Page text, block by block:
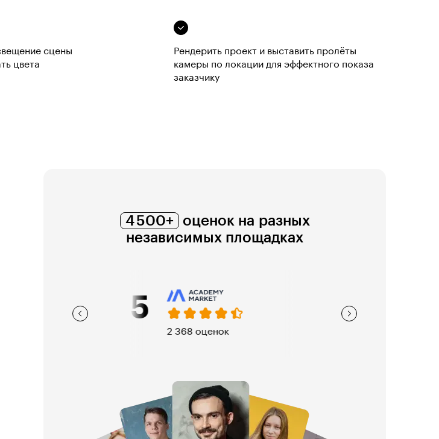
сцены
цвета
Рендерить проект и выставить пролёты
камеры по локации для эффектного показа
заказчику
4 500+ оценок на разных
независимых площадках
4,7
559 оценок
5,0